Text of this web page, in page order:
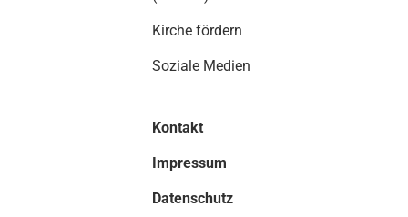
Kirche fördern
Soziale Medien
Kontakt
Impressum
Datenschutz